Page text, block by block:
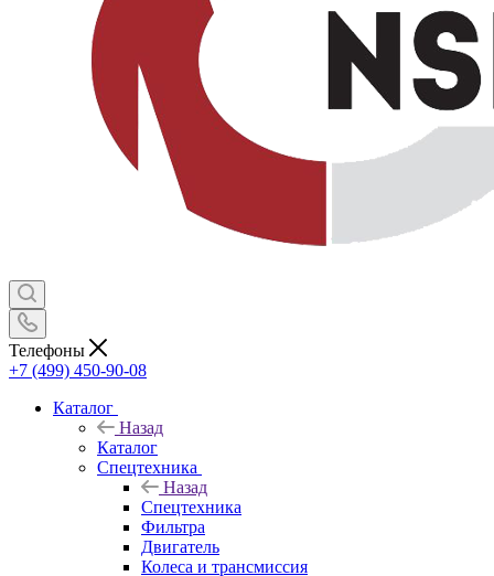
Телефоны
+7 (499) 450-90-08
Каталог
Назад
Каталог
Спецтехника
Назад
Спецтехника
Фильтра
Двигатель
Колеса и трансмиссия